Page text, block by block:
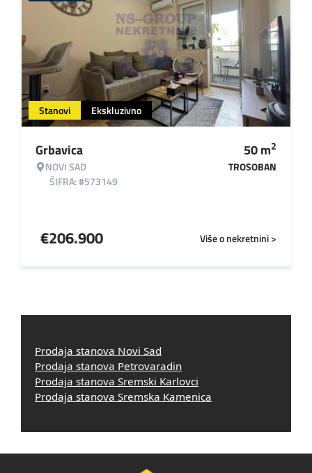
Stanovi Ekskluzivno
Grbavica
NOVI SAD
ŠIFRA: #573149
50m2
TROSOBAN
Više o nekretnini >
€206.900
Prodaja stanova Novi Sad
Prodaja stanova Petrovaradin
Prodaja stanova Sremski Karlovci
Prodaja stanova Sremska Kamenica